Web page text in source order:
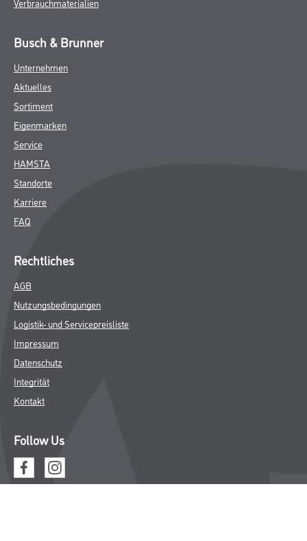
Busch & Brunner
Unternehmen
Aktuelles
Sortiment
Eigenmarken
Service
HAMSTA
Standorte
Karriere
FAQ
Rechtliches
AGB
Nutzungsbedingungen
Logistik- und Servicepreisliste
Impressum
Datenschutz
Integrität
Kontakt
Follow Us